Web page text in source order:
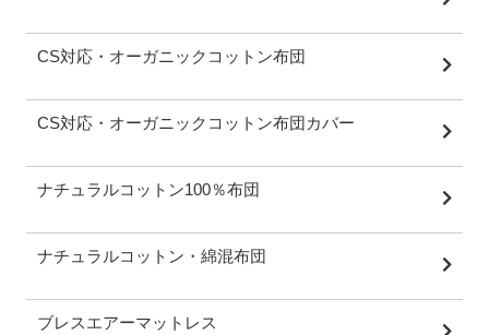
CS対応・オーガニックコットン布団
CS対応・オーガニックコットン布団カバー
ナチュラルコットン100％布団
ナチュラルコットン・綿混布団
ブレスエアーマットレス